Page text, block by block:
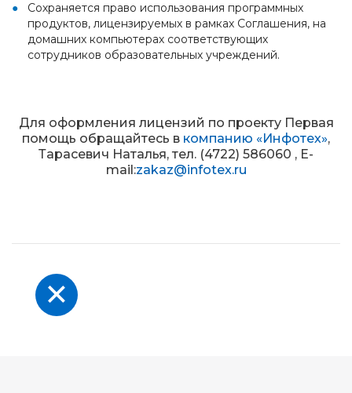
Сохраняется право использования программных
продуктов, лицензируемых в рамках Соглашения, на
домашних компьютерах соответствующих
сотрудников образовательных учреждений.
Для оформления лицензий по проекту Первая
помощь обращайтесь в компанию «Инфотех»,
Тарасевич Наталья, тел. (4722) 586060 , E-
mail:zakaz@infotex.ru